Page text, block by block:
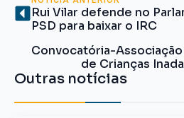
Rui Vilar defende no
PSD para baixar o IRC
Convocatória-
de Crianças
Outras notícias